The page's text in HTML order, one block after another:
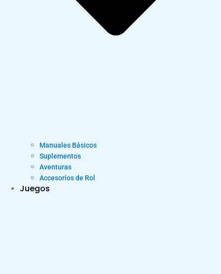
Manuales Básicos
Suplementos
Aventuras
Accesorios de Rol
Juegos